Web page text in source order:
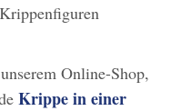
Online-Shop,
Krippe in einer